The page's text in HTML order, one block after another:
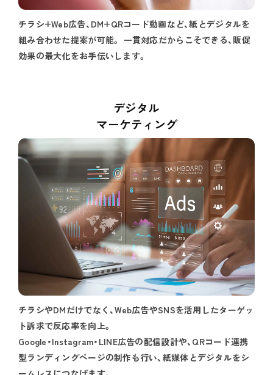
チラシ+Web広告、DM+QRコード動画など、紙とデジタルを
組み合わせた提案が可能。 一貫対応だからこそできる、販促
効果の最大化をお手伝いします。
デジタル
マーケティング
チラシやDMだけでなく、Web広告やSNSを活用したターゲッ
ト訴求で反応率を向上。
Google・Instagram・LINE広告の配信設計や、QRコード連携
型ランディングページの制作も行い、紙媒体とデジタルをシ
ホーム
私たちの強み